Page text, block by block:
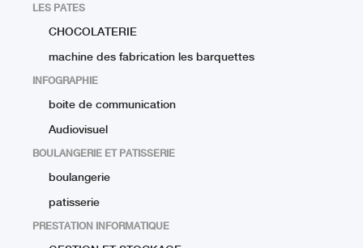
LES PATES
CHOCOLATERIE
machine des fabrication les barquettes
INFOGRAPHIE
boite de communication
Audiovisuel
BOULANGERIE ET PATISSERIE
boulangerie
patisserie
PRESTATION INFORMATIQUE